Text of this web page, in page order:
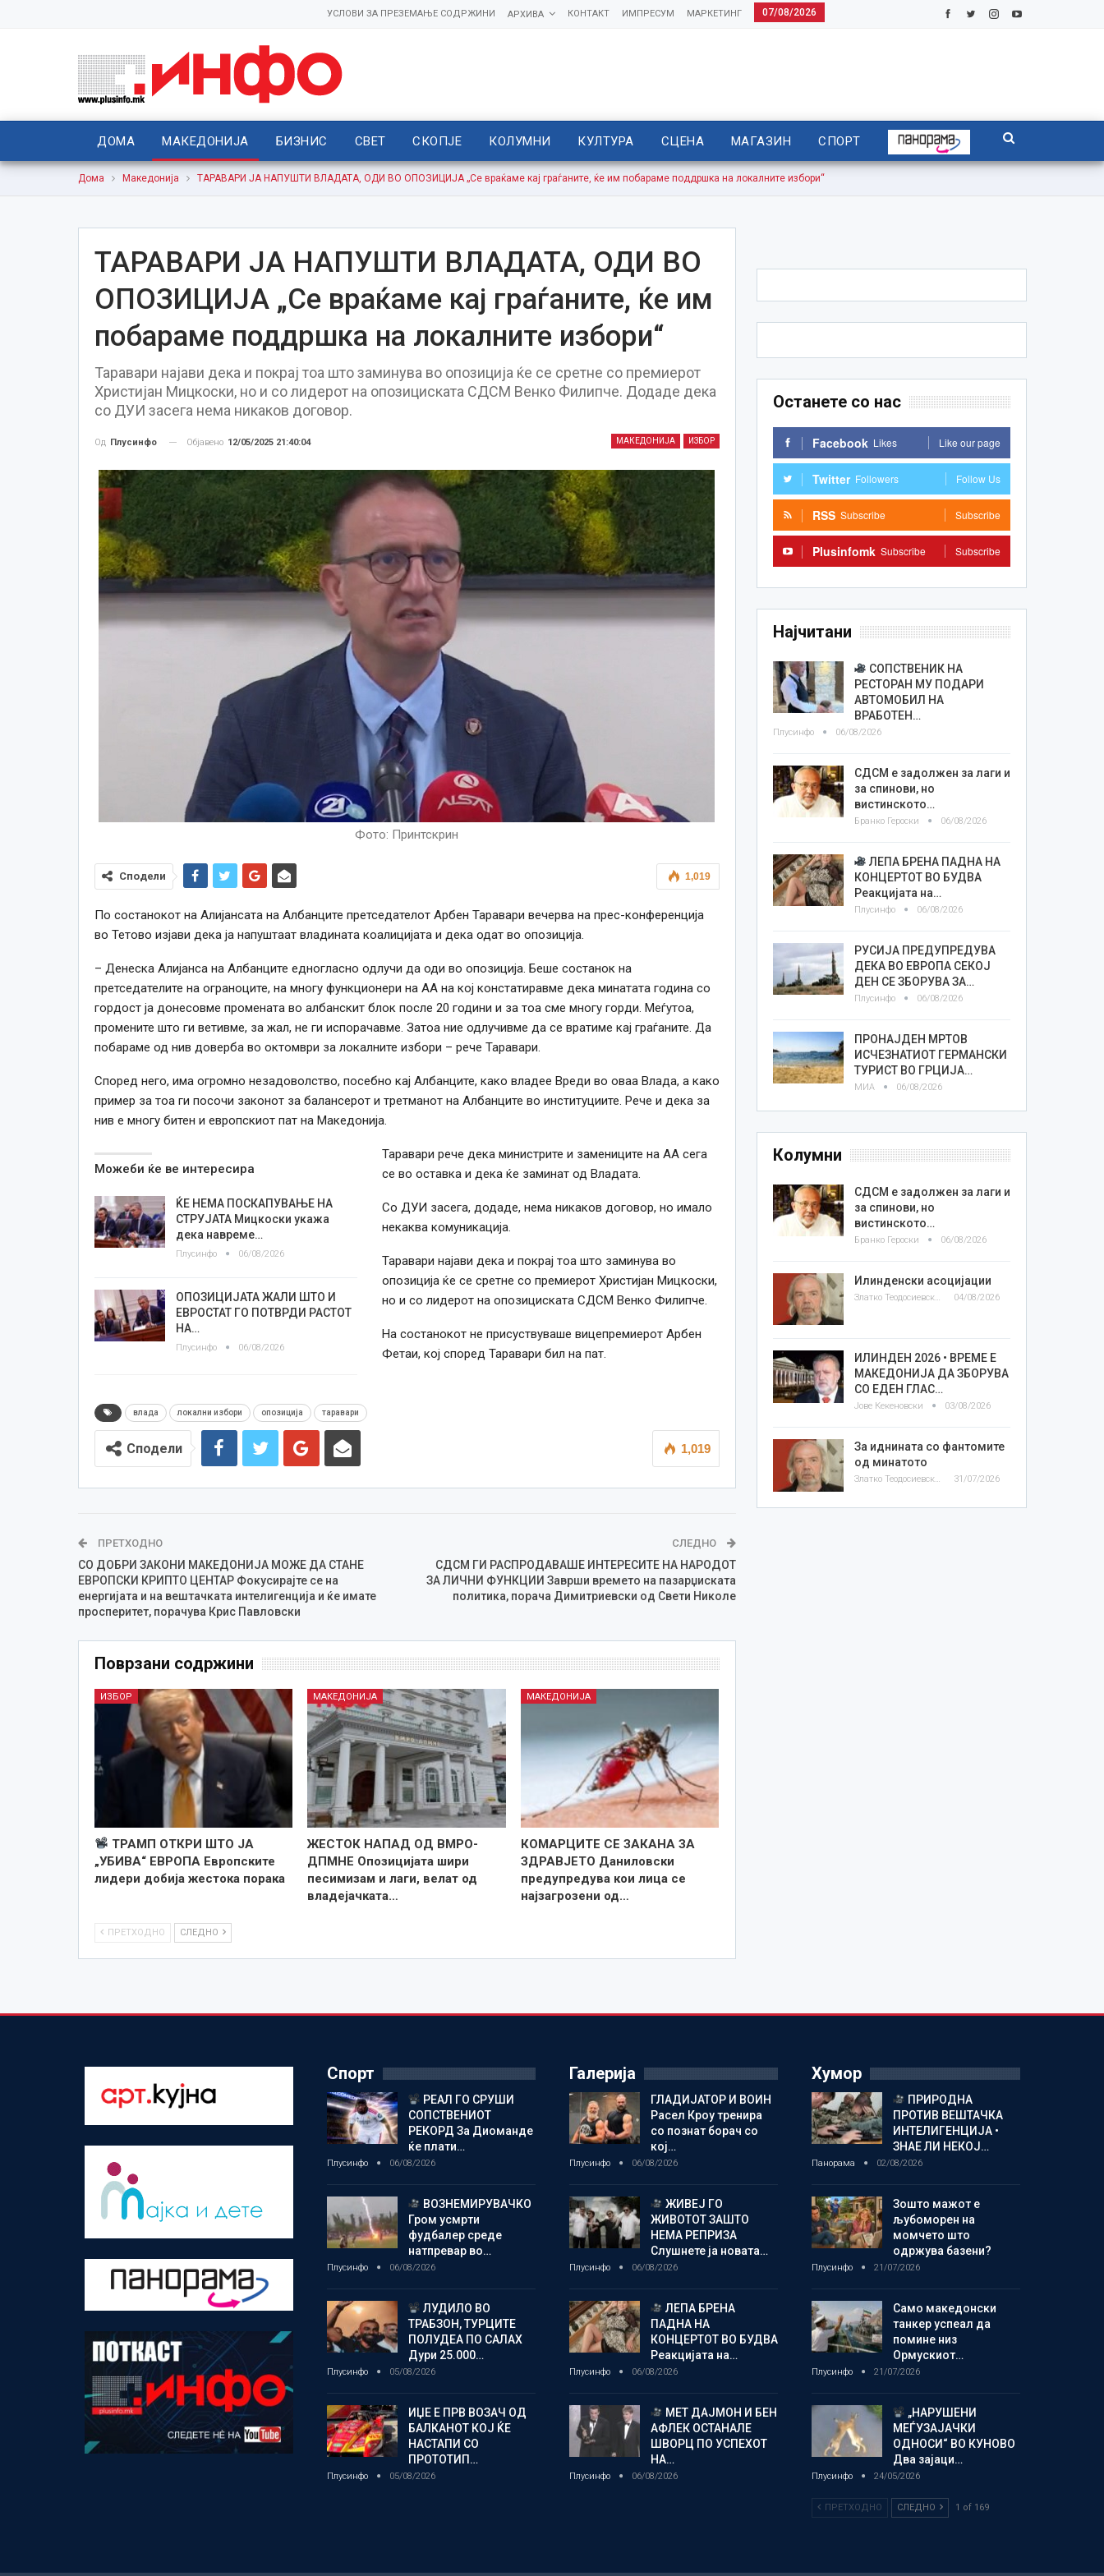
07/08/2026
МАРКЕТИНГ
ИМПРЕСУМ
КОНТАКТ
АРХИВА
УСЛОВИ ЗА ПРЕЗЕМАЊЕ СОДРЖИНИ
ДОМА МАКЕДОНИЈА БИЗНИС СВЕТ СКОПЈЕ КОЛУМНИ КУЛТУРА СЦЕНА МАГАЗИН СПОРТ
Дома Македонија ТАРАВАРИ ЈА НАПУШТИ ВЛАДАТА, ОДИ ВО ОПОЗИЦИЈА „Се враќаме кај граѓаните, ќе им побараме поддршка на локалните избори“
ТАРАВАРИ ЈА НАПУШТИ ВЛАДАТА, ОДИ ВО
ОПОЗИЦИЈА „Се враќаме кај граѓаните, ќе им
побараме поддршка на локалните избори“
Таравари најави дека и покрај тоа што заминува во опозиција ќе се сретне со премиерот
Христијан Мицкоски, но и со лидерот на опозициската СДСМ Венко Филипче. Додаде дека
со ДУИ засега нема никаков договор.
МАКЕДОНИЈА ИЗБОР
Од Плусинфо Објавено 12/05/2025 21:40:04
Фото: Принтскрин
1,019
Сподели
По состанокот на Алијансата на Албанците претседателот Арбен Таравари вечерва на прес-конференција
во Тетово изјави дека ја напуштаат владината коалицијата и дека одат во опозиција.
– Денеска Алијанса на Албанците едногласно одлучи да оди во опозиција. Беше состанок на
претседателите на ограноците, на многу функционери на АА на кој констатиравме дека минатата година со
гордост ја донесовме промената во албанскит блок после 20 години и за тоа сме многу горди. Меѓутоа,
промените што ги ветивме, за жал, не ги испорачавме. Затоа ние одлучивме да се вратиме кај граѓаните. Да
побараме од нив доверба во октомври за локалните избори – рече Таравари.
Според него, има огромно незадоволство, посебно кај Албанците, како владее Вреди во оваа Влада, а како
пример за тоа ги посочи законот за балансерот и третманот на Албанците во институциите. Рече и дека за
нив е многу битен и европскиот пат на Македонија.
Можеби ќе ве интересира
ЌЕ НЕМА ПОСКАПУВАЊЕ НА
СТРУЈАТА Мицкоски укажа
дека навреме…
Плусинфо 06/08/2026
ОПОЗИЦИЈАТА ЖАЛИ ШТО И
ЕВРОСТАТ ГО ПОТВРДИ РАСТОТ
НА…
Плусинфо 06/08/2026
Таравари рече дека министрите и замениците на АА сега
се во оставка и дека ќе заминат од Владата.
Со ДУИ засега, додаде, нема никаков договор, но имало
некаква комуникација.
Таравари најави дека и покрај тоа што заминува во
опозиција ќе се сретне со премиерот Христијан Мицкоски,
но и со лидерот на опозициската СДСМ Венко Филипче.
На состанокот не присуствуваше вицепремиерот Арбен
Фетаи, кој според Таравари бил на пат.
влада локални избори опозиција таравари
1,019
Сподели
ПРЕТХОДНО
СО ДОБРИ ЗАКОНИ МАКЕДОНИЈА МОЖЕ ДА СТАНЕ
ЕВРОПСКИ КРИПТО ЦЕНТАР Фокусирајте се на
енергијата и на вештачката интелигенција и ќе имате
просперитет, порачува Крис Павловски
СЛЕДНО
СДСМ ГИ РАСПРОДАВАШЕ ИНТЕРЕСИТЕ НА НАРОДОТ
ЗА ЛИЧНИ ФУНКЦИИ Заврши времето на пазарџиската
политика, порача Димитриевски од Свети Николе
Поврзани содржини
ИЗБОР
ТРАМП ОТКРИ ШТО ЈА
„УБИВА“ ЕВРОПА Европските
лидери добија жестока порака
МАКЕДОНИЈА
ЖЕСТОК НАПАД ОД ВМРО-
ДПМНЕ Опозицијата шири
песимизам и лаги, велат од
владејачката…
МАКЕДОНИЈА
КОМАРЦИТЕ СЕ ЗАКАНА ЗА
ЗДРАВЈЕТО Даниловски
предупредува кои лица се
најзагрозени од…
ПРЕТХОДНО СЛЕДНО
Останете со нас
Facebook Likes Like our page
Twitter Followers Follow Us
RSS Subscribe Subscribe
Plusinfomk Subscribe Subscribe
Најчитани
СОПСТВЕНИК НА
РЕСТОРАН МУ ПОДАРИ
АВТОМОБИЛ НА
ВРАБОТЕН…
Плусинфо 06/08/2026
СДСМ е задолжен за лаги и
за спинови, но
вистинското…
Бранко Героски 06/08/2026
ЛЕПА БРЕНА ПАДНА НА
КОНЦЕРТОТ ВО БУДВА
Реакцијата на…
Плусинфо 06/08/2026
РУСИЈА ПРЕДУПРЕДУВА
ДЕКА ВО ЕВРОПА СЕКОЈ
ДЕН СЕ ЗБОРУВА ЗА…
Плусинфо 06/08/2026
ПРОНАЈДЕН МРТОВ
ИСЧЕЗНАТИОТ ГЕРМАНСКИ
ТУРИСТ ВО ГРЦИЈА…
МИА 06/08/2026
Колумни
СДСМ е задолжен за лаги и
за спинови, но
вистинското…
Бранко Героски 06/08/2026
Илинденски асоцијации
Златко Теодосиевски 04/08/2026
ИЛИНДЕН 2026 • ВРЕМЕ Е
МАКЕДОНИЈА ДА ЗБОРУВА
СО ЕДЕН ГЛАС…
Јове Кекеновски 03/08/2026
За иднината со фантомите
од минатото
Златко Теодосиевски 31/07/2026
Спорт
РЕАЛ ГО СРУШИ
СОПСТВЕНИОТ
РЕКОРД За Диоманде
ќе плати…
Плусинфо 06/08/2026
ВОЗНЕМИРУВАЧКО
Гром усмрти
фудбалер среде
натпревар во…
Плусинфо 06/08/2026
ЛУДИЛО ВО
ТРАБЗОН, ТУРЦИТЕ
ПОЛУДЕА ПО САЛАХ
Дури 25.000…
Плусинфо 05/08/2026
ИЏЕ Е ПРВ ВОЗАЧ ОД
БАЛКАНОТ КОЈ ЌЕ
НАСТАПИ СО
ПРОТОТИП…
Плусинфо 05/08/2026
Галерија
ГЛАДИЈАТОР И ВОИН
Расел Кроу тренира
со познат борач со
кој…
Плусинфо 06/08/2026
ЖИВЕЈ ГО
ЖИВОТОТ ЗАШТО
НЕМА РЕПРИЗА
Слушнете ја новата…
Плусинфо 06/08/2026
ЛЕПА БРЕНА
ПАДНА НА
КОНЦЕРТОТ ВО БУДВА
Реакцијата на…
Плусинфо 06/08/2026
МЕТ ДАЈМОН И БЕН
АФЛЕК ОСТАНАЛЕ
ШВОРЦ ПО УСПЕХОТ
НА…
Плусинфо 06/08/2026
Хумор
ПРИРОДНА
ПРОТИВ ВЕШТАЧКА
ИНТЕЛИГЕНЦИЈА •
ЗНАЕ ЛИ НЕКОЈ…
Панорама 02/08/2026
Зошто мажот е
љубоморен на
момчето што
одржува базени?
Плусинфо 21/07/2026
Само македонски
танкер успеал да
помине низ
Ормускиот…
Плусинфо 21/07/2026
„НАРУШЕНИ
МЕЃУЗАЈАЧКИ
ОДНОСИ“ ВО КУНОВО
Два зајаци…
Плусинфо 24/05/2026
ПРЕТХОДНО СЛЕДНО 1 of 169